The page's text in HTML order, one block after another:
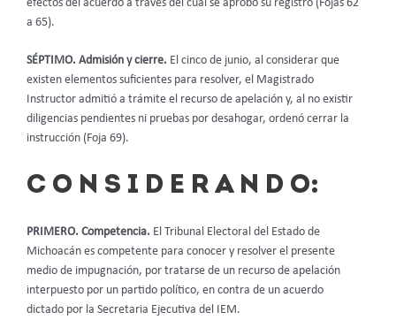
efectos del acuerdo a través del cual se aprobó su registro (Fojas 62
a 65).
SÉPTIMO. Admisión y cierre. El cinco de junio, al considerar que
existen elementos suficientes para resolver, el Magistrado
Instructor admitió a trámite el recurso de apelación y, al no existir
diligencias pendientes ni pruebas por desahogar, ordenó cerrar la
instrucción (Foja 69).
C O N S I D E R A N D O:
PRIMERO. Competencia. El Tribunal Electoral del Estado de
Michoacán es competente para conocer y resolver el presente
medio de impugnación, por tratarse de un recurso de apelación
interpuesto por un partido político, en contra de un acuerdo
dictado por la Secretaria Ejecutiva del IEM.